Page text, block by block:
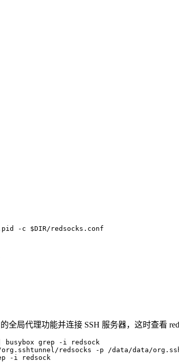
-c $DIR/redsocks.conf
全局代理功能并连接 SSH 服务器，这时查看
| busybox grep -i redsock
redsocks -p /data/data/